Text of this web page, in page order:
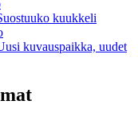
kuukkeli
kuvauspaikka, uudet